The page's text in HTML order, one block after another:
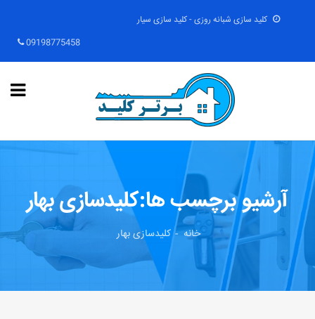
کلید سازی شبانه روزی - کلید سازی سیار
09198775458
آرشیو برچسب ها:کلیدسازی بهار
خانه کلیدسازی بهار